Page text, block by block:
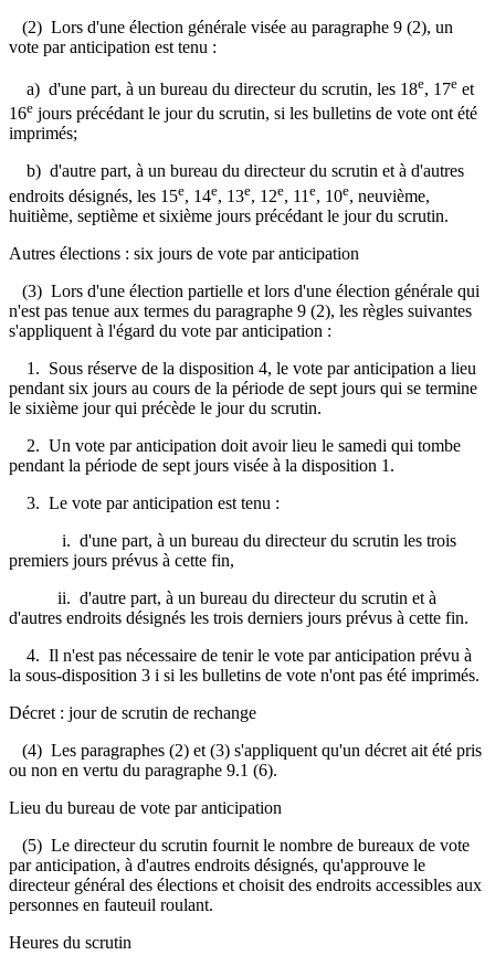
(2) Lors d'une élection générale visée au paragraphe 9 (2), un
vote par anticipation est tenu :
a) d'une part, à un bureau du directeur du scrutin, les 18e, 17e et
16e jours précédant le jour du scrutin, si les bulletins de vote ont été
imprimés;
b) d'autre part, à un bureau du directeur du scrutin et à d'autres
endroits désignés, les 15e, 14e, 13e, 12e, 11 e, 10e, neuvième,
huitième, septième et sixième jours précédant le jour du scrutin.
Autres élections : six jours de vote par anticipation
(3) Lors d'une élection partielle et lors d'une élection générale qui
n'est pas tenue aux termes du paragraphe 9 (2), les règles suivantes
s'appliquent à l'égard du vote par anticipation :
1. Sous réserve de la disposition 4, le vote par anticipation a lieu
pendant six jours au cours de la période de sept jours qui se termine
le sixième jour qui précède le jour du scrutin.
2. Un vote par anticipation doit avoir lieu le samedi qui tombe
pendant la période de sept jours visée à la disposition 1.
3. Le vote par anticipation est tenu :
i. d'une part, à un bureau du directeur du scrutin les trois
premiers jours prévus à cette fin,
ii. d'autre part, à un bureau du directeur du scrutin et à
d'autres endroits désignés les trois derniers jours prévus à cette fin.
4. Il n'est pas nécessaire de tenir le vote par anticipation prévu à
la sous-disposition 3 i si les bulletins de vote n'ont pas été imprimés.
Décret : jour de scrutin de rechange
(4) Les paragraphes (2) et (3) s'appliquent qu'un décret ait été pris
ou non en vertu du paragraphe 9.1 (6).
Lieu du bureau de vote par anticipation
(5) Le directeur du scrutin fournit le nombre de bureaux de vote
par anticipation, à d'autres endroits désignés, qu'approuve le
directeur général des élections et choisit des endroits accessibles aux
personnes en fauteuil roulant.
Heures du scrutin